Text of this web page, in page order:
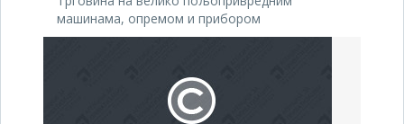
машинама, опремом и прибором